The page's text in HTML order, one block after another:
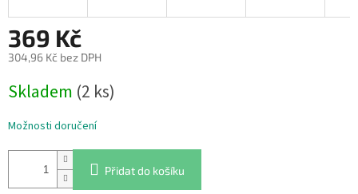
369 Kč
304,96 Kč bez DPH
cena:
Skladem (2 ks)
Možnosti doručení
Přidat do košíku